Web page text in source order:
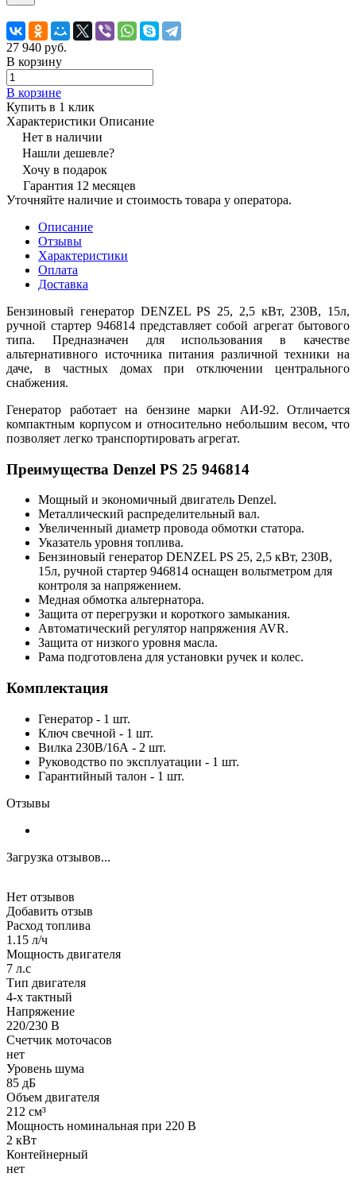
27 940 руб.
В корзину
В корзине
Купить в 1 клик
Характеристики Описание
Нет в наличии
Нашли дешевле?
Хочу в подарок
Гарантия 12 месяцев
Уточняйте наличие и стоимость товара у оператора.
Описание
Отзывы
Характеристики
Оплата
Доставка
Бензиновый генератор DENZEL PS 25, 2,5 кВт, 230В, 15л,
ручной стартер 946814 представляет собой агрегат бытового
типа. Предназначен для использования в качестве
альтернативного источника питания различной техники на
даче, в частных домах при отключении центрального
снабжения.
Генератор работает на бензине марки АИ-92. Отличается
компактным корпусом и относительно небольшим весом, что
позволяет легко транспортировать агрегат.
Преимущества Denzel PS 25 946814
Мощный и экономичный двигатель Denzel.
Металлический распределительный вал.
Увеличенный диаметр провода обмотки статора.
Указатель уровня топлива.
Бензиновый генератор DENZEL PS 25, 2,5 кВт, 230В,
15л, ручной стартер 946814 оснащен вольтметром для
контроля за напряжением.
Медная обмотка альтернатора.
Защита от перегрузки и короткого замыкания.
Автоматический регулятор напряжения AVR.
Защита от низкого уровня масла.
Рама подготовлена для установки ручек и колес.
Комплектация
Генератор - 1 шт.
Ключ свечной - 1 шт.
Вилка 230В/16А - 2 шт.
Руководство по эксплуатации - 1 шт.
Гарантийный талон - 1 шт.
Отзывы
Загрузка отзывов...
Нет отзывов
Добавить отзыв
Расход топлива
1.15 л/ч
Мощность двигателя
7 л.с
Тип двигателя
4-х тактный
Напряжение
220/230 В
Счетчик моточасов
нет
Уровень шума
85 дБ
Объем двигателя
212 см³
Мощность номинальная при 220 В
2 кВт
Контейнерный
нет